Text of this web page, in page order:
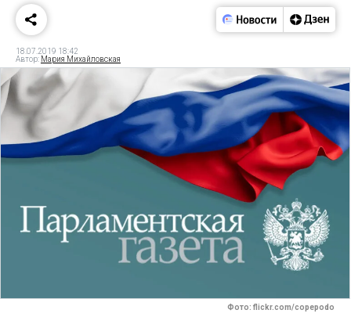
18.07.2019 18:42
Автор: Мария Михайловская
Фото: flickr.com/copepodo